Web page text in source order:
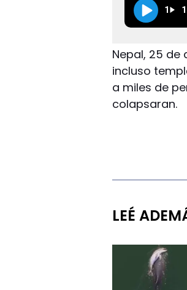
1
Nepal, 25
incluso
a miles de
colapsaran.
LEÉ